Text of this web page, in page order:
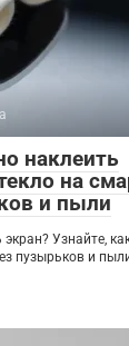
наклеить
на
и пыли
Узнайте,
пузырьков и